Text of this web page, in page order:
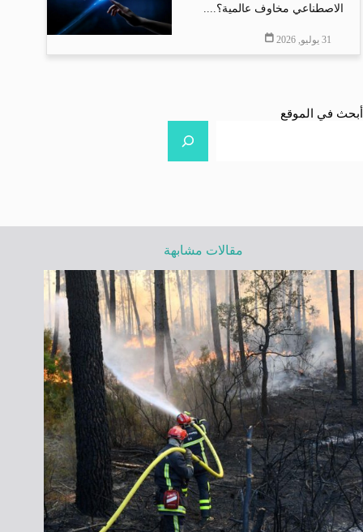
الاصطناعي مخاوف عالمية؟....
31 يوليو, 2026
أبحث في الموقع
مقالات مشابهة